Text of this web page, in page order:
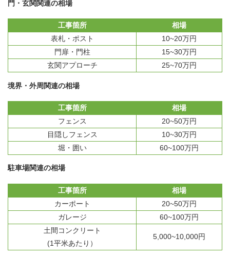
門・玄関関連の相場
工事箇所
相場
表札・ポスト
10~20万円
門扉・門柱
15~30万円
玄関アプローチ
25~70万円
境界・外周関連の相場
工事箇所
相場
フェンス
20~50万円
目隠しフェンス
10~30万円
堀・囲い
60~100万円
駐車場関連の相場
工事箇所
相場
カーポート
20~50万円
ガレージ
60~100万円
土間コンクリート
(1平米あたり）
5,000~10,000円